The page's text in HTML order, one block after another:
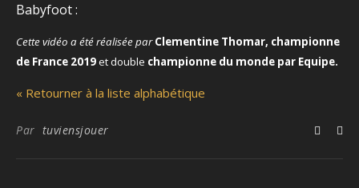
Babyfoot :
Cette vidéo a été réalisée parClementine Thomar, championne
de France 2019et double championne du monde par Equipe.
« Retourner à la liste alphabétique
Par tuviensjouer